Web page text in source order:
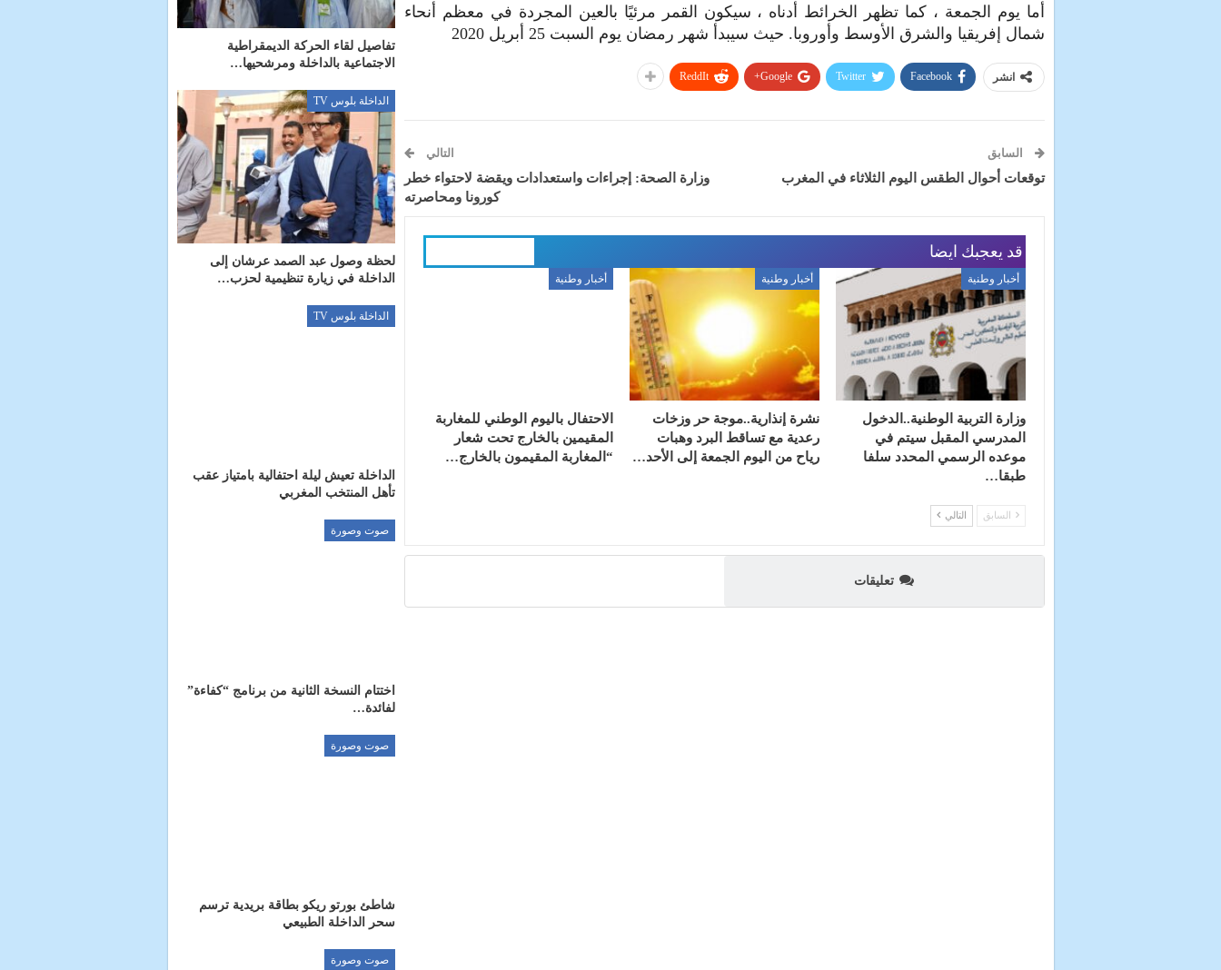
أما يوم الجمعة ، كما تظهر الخرائط أدناه ، سيكون القمر مرئيًا بالعين المجردة في معظم أنحاء
شمال إفريقيا والشرق الأوسط وأوروبا. حيث سيبدأ شهر رمضان يوم السبت 25 أبريل 2020
انشر Facebook
Twitter
Google+
ReddIt
السابق
توقعات أحوال الطقس اليوم الثلاثاء في المغرب
التالي
وزارة الصحة: إجراءات واستعدادات ويقضة لاحتواء خطر
كورونا ومحاصرته
قد يعجبك ايضا
أخبار وطنية
وزارة التربية الوطنية..الدخول
المدرسي المقبل سیتم في
موعده الرسمي المحدد سلفا
طبقا…
أخبار وطنية
نشرة إنذارية..موجة حر وزخات
رعدية مع تساقط البرد وهبات
رياح من اليوم الجمعة إلى الأحد…
أخبار وطنية
الاحتفال باليوم الوطني للمغاربة
المقيمين بالخارج تحت شعار
“المغاربة المقيمون بالخارج…
السابق التالي
تعليقات
تفاصيل لقاء الحركة الديمقراطية
الاجتماعية بالداخلة ومرشحيها…
الداخلة بلوس TV
لحظة وصول عبد الصمد عرشان إلى
الداخلة في زيارة تنظيمية لحزب…
الداخلة بلوس TV
الداخلة تعيش ليلة احتفالية بامتياز عقب
تأهل المنتخب المغربي
صوت وصورة
اختتام النسخة الثانية من برنامج “كفاءة”
لفائدة…
صوت وصورة
شاطئ بورتو ريكو بطاقة بريدية ترسم
سحر الداخلة الطبيعي
صوت وصورة